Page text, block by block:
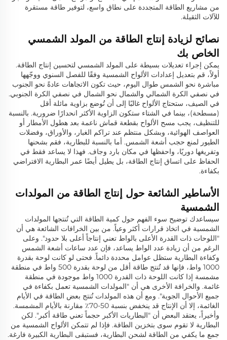
من مشاريع الطاقة المتجددة على نطاق واسع، لتوفير طاقة مستقرة
للآلات الثقيلة.
نصائح لزيادة إنتاج الطاقة من المولد الشمسي
الخاص بك
يمكن إجراء تعديلات بسيطة على المولد الشمسي لتحسين إنتاج الطاقة.
أولاً، قم بتعديل إعدادات الألواح الشمسية وفقًا للفصل السنوي ووجّهها
مباشرة نحو الشمس طوال اليوم، حيث تكون الاتجاهات عادةً نحو الجنوب
في نصفي الكرة الشمالي والشمال نحو الشمال في نصفي الكرة الجنوبي.
في الصيف، ستحتاج الألواح غالبًا إلى أن تُوضع بزاوية مائلة أقل
(مسطحة)، بينما في الشتاء ستكون الزاوية الأكثر انحدارًا ضرورية. بالنسبة
للتنظيف، يجب مسح الألواح بقطعة قماش ناعمة بعد هطول الأمطار أو
العواصف الهوائية، وبشكل منتظم عند تراكم الغبار، والأوراق، وفضلات
الطيور لمنع حجب أشعة الشمس. أما بالنسبة للبطارية، فقم بشحنها
وتفريغها دوريًا، واحفظها في مكان بارد وجاف. فهذا لا يساعد فقط في
الحفاظ على اتساق إنتاج الطاقة، بل يطيل أيضًا عمر البطارية الافتراضي
بكفاءة.
الأساطير الشائعة حول إنتاج الطاقة من المولدات
الشمسية
سيساعدك توضيح سوء الفهم حول كمية الطاقة التي تُنتجها المولدات
الشمسية في اتخاذ قرارات أكثر وعياً. من بين الخرافات الشائعة هي أن
"اللوحات ذات القدرة الأعلى بالواط تعني إنتاجاً أعلى بلا حدود". وعلى
الرغم من أن زيادة عدد الواط يساعد، فإن عدد ساعات أشعة الشمس
وكفاءة البطارية ستظل عوامل محددة دائماً. فحتى لو كانت لوحة بقدرة
1000 واط، فإنها قد تُنتج طاقة أقل من لوحة بقدرة 500 واط في منطقة
مشمسة إذا كانت اللوحة ذات القدرة 1000 واط موجودة في منطقة
غائمة. والخرافة الأخرى هي أن "المولدات الشمسية تعمل بكفاءة في
جميع الأحوال الجوية". ومع أن هذه المولدات تُنتج بعض الطاقة في الأيام
الغائمة، إلا أن الإنتاج قد ينخفض بنسبة 50-70٪ مقارنة بالأيام المشمسة.
وأخيراً، يعتقد البعض أن "البطاريات الأكبر حجماً تعني طاقة أكبر". لكن
البطارية لا تقوم سوى بتخزين الطاقة. فإذا لم تتمكن الألواح الشمسية من
جمع ما يكفي من الطاقة لشحن البطارية، فستبقى البطارية الكبيرة فارغة.